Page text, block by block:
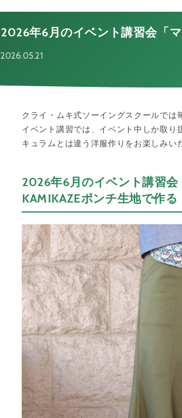
2026年6月のイベント講習会「マ
2026.05.21
クライ・ムキ式ソーイングスクールでは
イベント講習では、イベント中しか取り
キュラムとは違う洋服作りをお楽しみい
2026年6月のイベント講習会
KAMIKAZEポンチ生地で作る